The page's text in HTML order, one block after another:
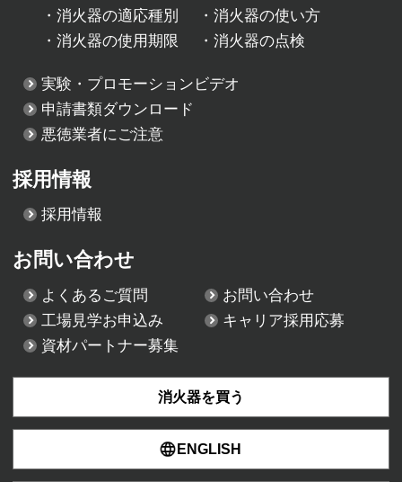
・消火器の適応種別 ・ 消火器の使い方
・消火器の使用期限 ・ 消火器の点検
実験・プロモーションビデオ
申請書類ダウンロード
悪徳業者にご注意
採用情報
採用情報
お問い合わせ
よくあるご質問
お問い合わせ
工場見学お申込み
キャリア採用応募
資材パートナー募集
消火器を買う
ENGLISH